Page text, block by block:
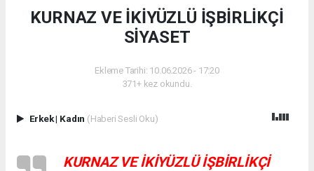
KURNAZ VE İKİYÜZLÜ İŞBİRLİKÇİ
SİYASET
Ekleme Tarihi: 10.06.2026 - 17:20
371+ kez okundu.
Erkek| Kadın (Haberi Sesli Oku)
KURNAZ VE İKİYÜZLÜ İŞBİRLİKÇİ